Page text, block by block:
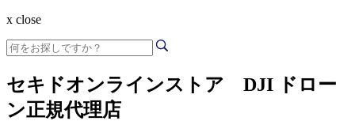
x close
セキドオンラインストア DJI ドロー
ン正規代理店